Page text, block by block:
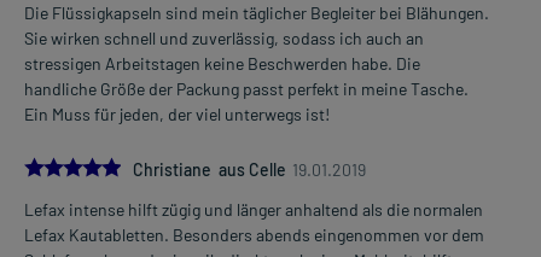
Die Flüssigkapseln sind mein täglicher Begleiter bei Blähungen.
Sie wirken schnell und zuverlässig, sodass ich auch an
stressigen Arbeitstagen keine Beschwerden habe. Die
handliche Größe der Packung passt perfekt in meine Tasche.
Ein Muss für jeden, der viel unterwegs ist!
5.0
Christiane aus Celle 19.01.2019
Lefax intense hilft zügig und länger anhaltend als die normalen
Lefax Kautabletten. Besonders abends eingenommen vor dem